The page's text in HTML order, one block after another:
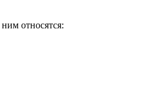
относятся: